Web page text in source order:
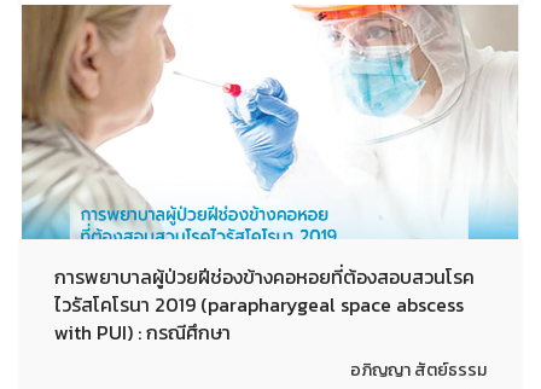
การพยาบาลผู้ป่วยฝีช่องข้างคอหอยที่ต้องสอบสวนโรค
ไวรัสโคโรนา 2019 (parapharygeal space abscess
with PUI) : กรณีศึกษา
อภิญญา สัตย์ธรรม